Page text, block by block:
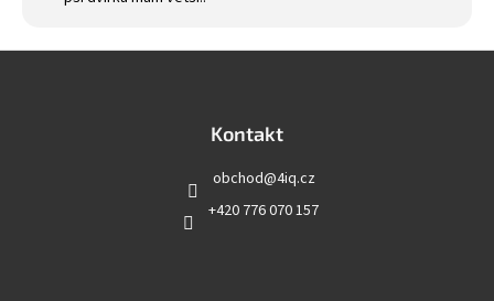
Kontakt
obchod@4iq.cz
+420 776 070 157